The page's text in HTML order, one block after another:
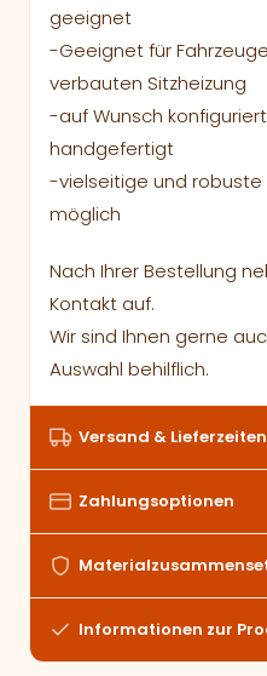
geeignet
-Geeignet für
verbauten Sitzheizung
-auf Wunsch
handgefertigt
-vielseitige und
möglich
Nach Ihrer Bestellung
Kontakt auf.
Wir sind Ihnen gerne
Auswahl behilflich.
Versand & Lieferzeiten
Zahlungsoptionen
Informationen zur